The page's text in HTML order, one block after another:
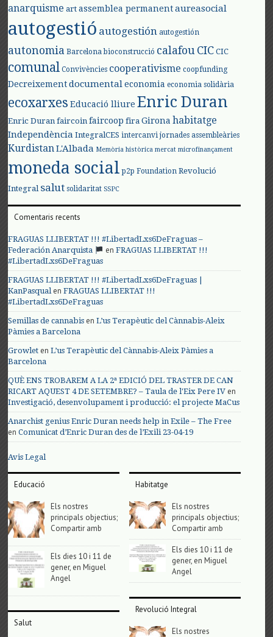
anarquisme art assemblea permanent aureasocial
autogestió autogestión autogestión
autonomia Barcelona bioconstrucció calafouCIC CIC
comunal Convivències cooperativisme coopfunding
Decreixement documental economia economia solidària
ecoxarxes Educació lliure Enric Duran
Enric Duran faircoin faircoop fira Girona habitatge
Independència IntegralCES intercanvi jornades assembleàries
KurdistanL'Albada Memòria històrica mercat microfinançament
moneda social p2p Foundation Revolució
Integral salut solidaritat SSPC
Comentaris recents
FRAGUAS LLIBERTAT !!! #LibertadLxs6DeFraguas –
Federación Anarquista
enFRAGUAS LLIBERTAT !!!
#LibertadLxs6DeFraguas
FRAGUAS LLIBERTAT !!! #LibertadLxs6DeFraguas |
KanPasqualenFRAGUAS LLIBERTAT !!!
#LibertadLxs6DeFraguas
Semillas de cannabis enL’us Terapèutic del Cànnabis-Aleix
Pàmies a Barcelona
Growlet enL’us Terapèutic del Cànnabis-Aleix Pàmies a
Barcelona
QUÈ ENS TROBAREM A LA 2ª EDICIÓ DEL TRASTER DE CAN
RICART AQUEST 4 DE SETEMBRE? – Taula de l'Eix Pere IV en
Investigació, desenvolupament i producció: el projecte MaCus
Anarchist genius Enric Duran needs help in Exile – The Free
enComunicat d’Enric Duran des de l’Exili 23-04-19
Avis Legal
Educació
Els nostres
principals objectius;
Compartir amb
Els dies 10 i 11 de
gener, en Miguel
Angel
Salut
Habitatge
Els nostres
principals objectius;
Compartir amb
Els dies 10 i 11 de
gener, en Miguel
Angel
Revolució Integral
Els nostres